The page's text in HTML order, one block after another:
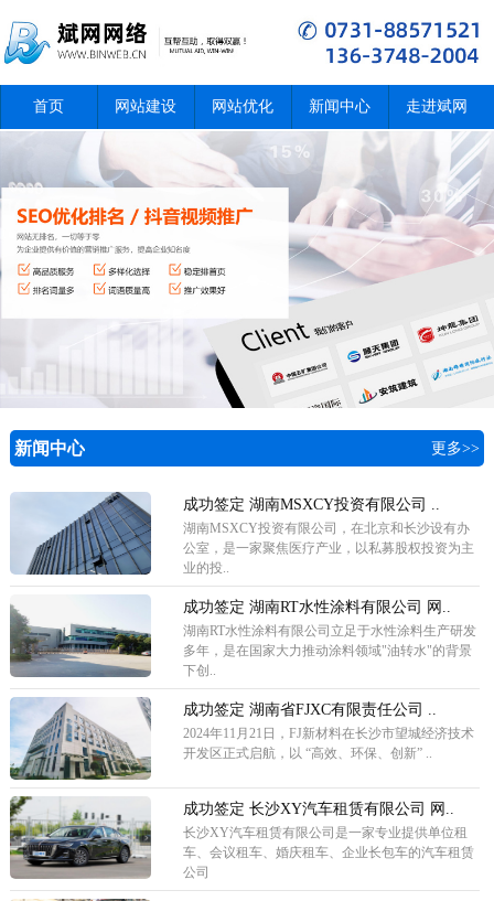
首页 网站建设 网站优化 新闻中心 走进斌网
新闻中心 更多>>
成功签定 湖南MSXCY投资有限公司 ..
湖南MSXCY投资有限公司，在北京和长沙设有办
公室，是一家聚焦医疗产业，以私募股权投资为主
业的投..
成功签定 湖南RT水性涂料有限公司 网..
湖南RT水性涂料有限公司立足于水性涂料生产研发
多年，是在国家大力推动涂料领域"油转水"的背景
下创..
成功签定 湖南省FJXC有限责任公司 ..
2024年11月21日，FJ新材料在长沙市望城经济技术
开发区正式启航，以 “高效、环保、创新” ..
成功签定 长沙XY汽车租赁有限公司 网..
长沙XY汽车租赁有限公司是一家专业提供单位租
车、会议租车、婚庆租车、企业长包车的汽车租赁
公司